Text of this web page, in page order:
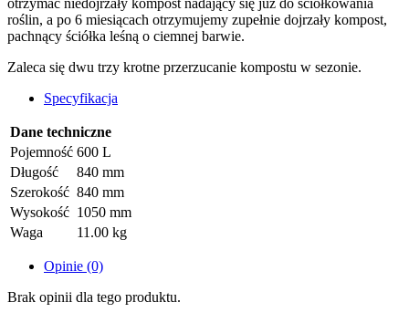
otrzymać niedojrzały kompost nadający się już do ściółkowania
roślin, a po 6 miesiącach otrzymujemy zupełnie dojrzały kompost,
pachnący ściółka leśną o ciemnej barwie.
Zaleca się dwu trzy krotne przerzucanie kompostu w sezonie.
Specyfikacja
Dane techniczne
Pojemność 600 L
Długość
840 mm
Szerokość 840 mm
Wysokość 1050 mm
Waga
11.00 kg
Opinie (0)
Brak opinii dla tego produktu.